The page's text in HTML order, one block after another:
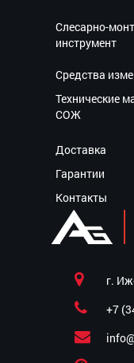
Слесарно-
инструмент
Средства
Технические
СОЖ
Доставка
Гарантии
Контакты
г.
+7